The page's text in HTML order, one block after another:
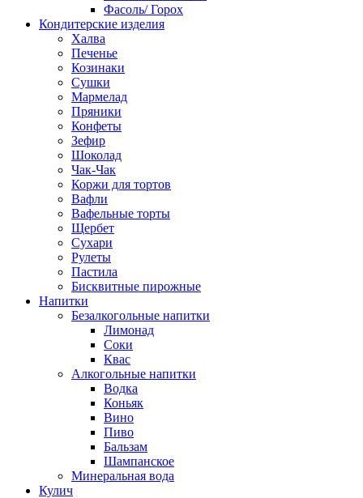
Фасоль/ Горох
Кондитерские изделия
Халва
Печенье
Козинаки
Сушки
Мармелад
Пряники
Конфеты
Зефир
Шоколад
Чак-Чак
Коржи для тортов
Вафли
Вафельные торты
Щербет
Сухари
Рулеты
Пастила
Бисквитные пирожные
Напитки
Безалкогольные напитки
Лимонад
Соки
Квас
Алкогольные напитки
Водка
Коньяк
Вино
Пиво
Бальзам
Шампанское
Минеральная вода
Кулич